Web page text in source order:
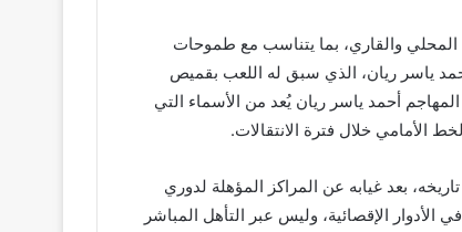
والقاري، بما يتناسب مع طموحات
ياسر ريان، الذي سبق له اللعب بقميص
المهاجم أحمد ياسر ريان يُعد من الأسماء التي
الأمامي خلال فترة الانتقالات.
بعد غيابه عن المراكز المؤهلة لدوري
خروجه من دوري أبطال أفريقيا في الأدوار الإقصائية، وليس عبر التأهل المباشر